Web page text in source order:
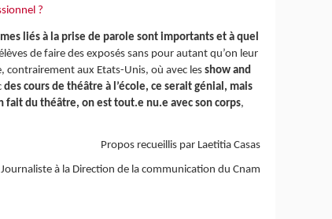
?
liés à la prise de parole sont importants et à quel
de faire des exposés sans pour autant qu’on leur
contrairement aux Etats-Unis, où avec lesshow and
des cours de théâtre à l’école, ce serait génial, mais
fait du théâtre, on est tout.e nu.e avec son corps,
Propos recueillis par Laetitia Casas
Journaliste à la Direction de la communication du Cnam